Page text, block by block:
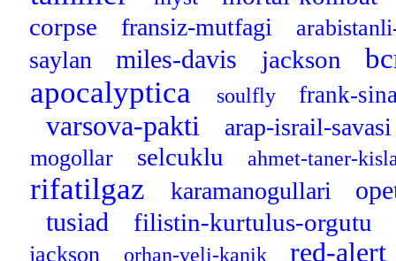
corpse
fransiz-mutfagi
saylan miles-davis jackson
apocalyptica soulfly frank-
varsova-pakti arap-israil-
mogollar selcuklu ahmet-taner-
rifatilgaz karamanogullari
tusiad
filistin-kurtulus-orgutu
jackson orhan-veli-kanik red-alert